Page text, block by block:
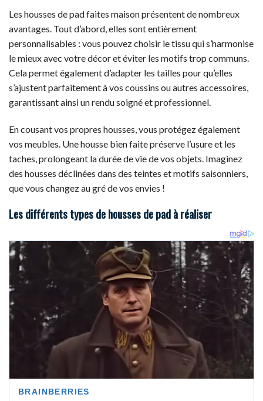
Les housses de pad faites maison présentent de nombreux
avantages. Tout d’abord, elles sont entièrement
personnalisables : vous pouvez choisir le tissu qui s’harmonise
le mieux avec votre décor et éviter les motifs trop communs.
Cela permet également d’adapter les tailles pour qu’elles
s’ajustent parfaitement à vos coussins ou autres accessoires,
garantissant ainsi un rendu soigné et professionnel.
En cousant vos propres housses, vous protégez également
vos meubles. Une housse bien faite préserve l’usure et les
taches, prolongeant la durée de vie de vos objets. Imaginez
des housses déclinées dans des teintes et motifs saisonniers,
que vous changez au gré de vos envies !
Les différents types de housses de pad à réaliser